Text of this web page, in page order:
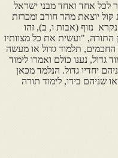
לכל אחד ואחד מבני ישראל
יוצאת מהר חורב ומכרזת
נזוף (אבות ו, ב), זהו
התורה, "ועשית את כל מצוותיו
תלמוד גדול או מעשה
נענו כולם ואמרו לימוד
יחדיו גדול. הנלמד מכאן
שניהם בידו, לימוד תורה